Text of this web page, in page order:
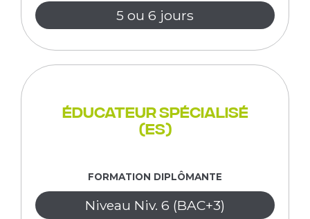
5 ou 6 jours
Éducateur spécialisé
(ES)
FORMATION DIPLÔMANTE
Niveau Niv. 6 (BAC+3)